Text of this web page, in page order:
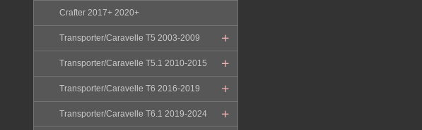
Crafter 2017+ 2020+
Transporter/Caravelle T5 2003-2009
Transporter/Caravelle T5.1 2010-2015
Transporter/Caravelle T6 2016-2019
Transporter/Caravelle T6.1 2019-2024